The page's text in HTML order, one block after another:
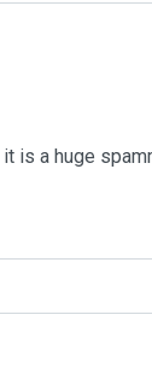
is a huge